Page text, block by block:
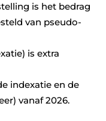
is het bedrag
van pseudo-
is extra
indexatie en de
vanaf 2026.